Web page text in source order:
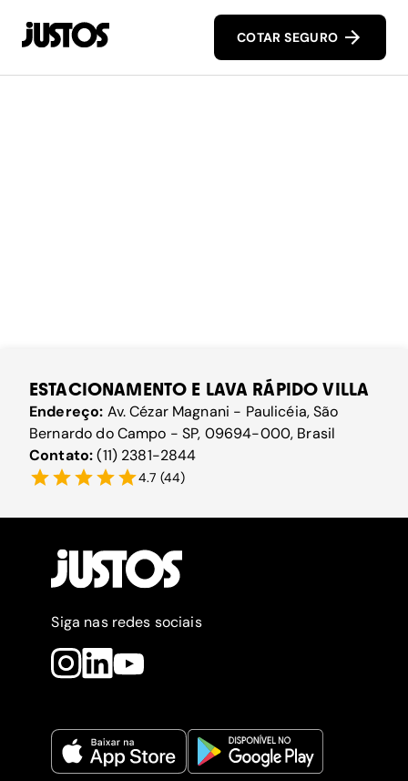
COTAR SEGURO
ESTACIONAMENTO E LAVA RÁPIDO VILLA
Endereço: Av. Cézar Magnani - Paulicéia, São
Bernardo do Campo - SP, 09694-000, Brasil
Contato:(11) 2381-2844
4.7 (44)
Siga nas redes sociais